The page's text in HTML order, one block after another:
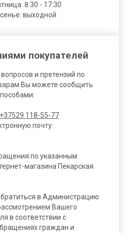
8:30 - 17:30
выходной
покупателей
и претензий по
Вы можете сообщить
+37529 118-55-77
почту:
по указанным
магазина Пекарская
в Администрацию
Вашего
в соответствии с
граждан и